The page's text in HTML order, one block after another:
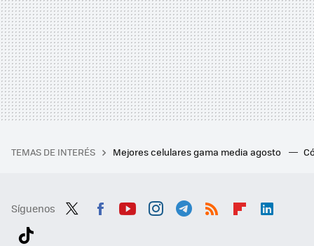
TEMAS DE INTERÉS Mejores celulares gama media agosto
Síguenos